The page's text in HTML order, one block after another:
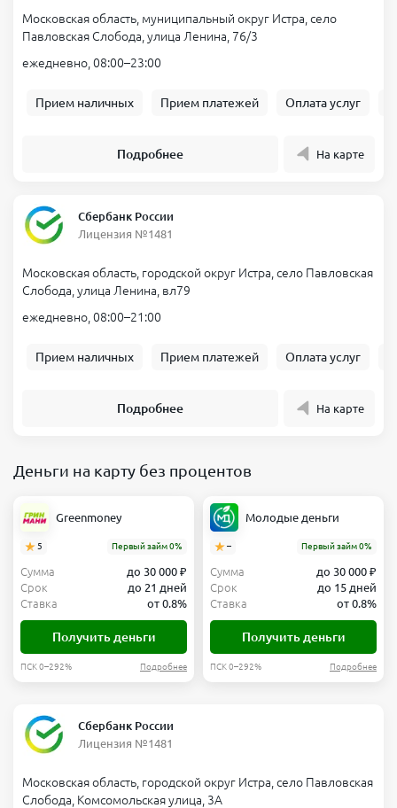
Московская область, муниципальный округ Истра, село
Павловская Слобода, улица Ленина, 76/3
ежедневно, 08:00–23:00
Прием наличных Прием платежей Оплата услуг
Подробнее На карте
Сбербанк России
Лицензия №1481
Московская область, городской округ Истра, село Павловская
Слобода, улица Ленина, вл79
ежедневно, 08:00–21:00
Прием наличных Прием платежей Оплата услуг
Подробнее На карте
Деньги на карту без процентов
Greenmoney
5 Первый займ 0%
Сумма
до 30 000 ₽
Срок
до 21 дней
Ставка
от 0.8%
Получить деньги
ПСК 0–292% Подробнее
Молодые деньги
– Первый займ 0%
Сумма
до 30 000 ₽
Срок
до 15 дней
Ставка
от 0.8%
Получить деньги
ПСК 0–292% Подробнее
Сбербанк России
Лицензия №1481
Московская область, городской округ Истра, село Павловская
Слобода, Комсомольская улица, 3А